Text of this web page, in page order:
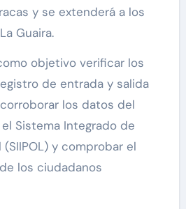
y se extenderá a los
Guaira.
objetivo verificar los
de entrada y salida
los datos del
Sistema Integrado de
y comprobar el
los ciudadanos